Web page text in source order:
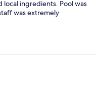
local ingredients. Pool was
was extremely